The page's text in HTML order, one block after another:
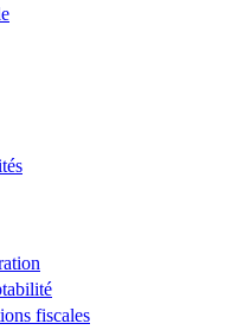
fiscales